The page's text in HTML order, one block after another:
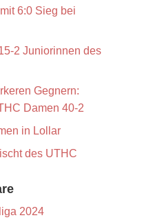
6:0 Sieg bei
2 Juniorinnen des
Gegnern:
Damen 40-2
in Lollar
des UTHC
2024